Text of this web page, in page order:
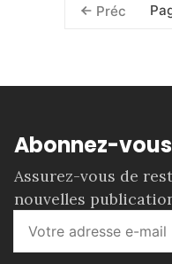
Préc
Abonnez-
Assurez-vous de
nouvelles